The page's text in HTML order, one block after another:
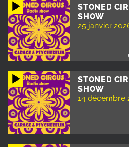
STONED
SHOW
25 janvier
STONED
SHOW
14 décembre